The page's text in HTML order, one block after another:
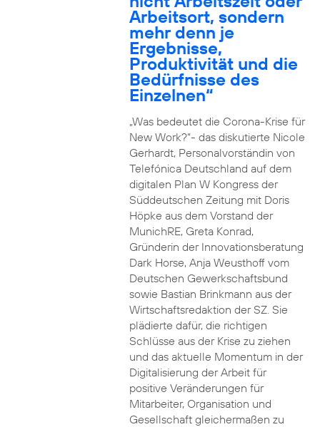
Arbeitsort, sondern
mehr denn je
Ergebnisse,
Produktivität und die
Bedürfnisse des
Einzelnen“
„Was bedeutet die Corona-Krise für
New Work?“- das diskutierte Nicole
Gerhardt, Personalvorständin von
Telefónica Deutschland auf dem
digitalen Plan W Kongress der
Süddeutschen Zeitung mit Doris
Höpke aus dem Vorstand der
MunichRE, Greta Konrad,
Gründerin der Innovationsberatung
Dark Horse, Anja Weusthoff vom
Deutschen Gewerkschaftsbund
sowie Bastian Brinkmann aus der
Wirtschaftsredaktion der SZ. Sie
plädierte dafür, die richtigen
Schlüsse aus der Krise zu ziehen
und das aktuelle Momentum in der
Digitalisierung der Arbeit für
positive Veränderungen für
Mitarbeiter, Organisation und
Gesellschaft gleichermaßen zu